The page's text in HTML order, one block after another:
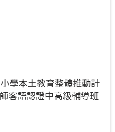
學本土教育整體推動計
客語認證中高級輔導班